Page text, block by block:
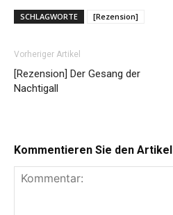
SCHLAGWORTE [Rezension]
Vorheriger Artikel
[Rezension] Der Gesang der
Nachtigall
Kommentieren Sie den Artikel